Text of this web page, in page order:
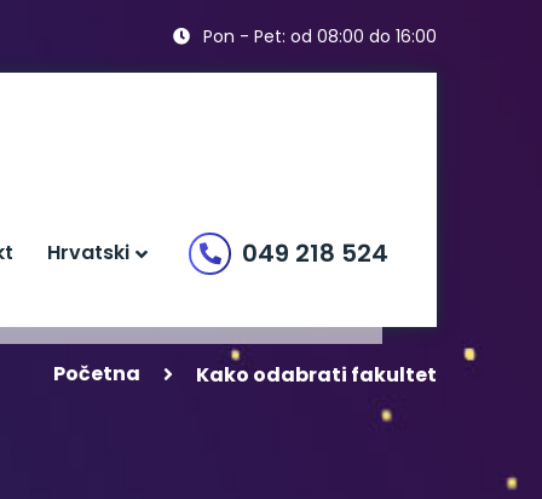
Pon - Pet: od 08:00 do 16:00
Hrvatski 049 218 524
Početna Kako odabrati fakultet